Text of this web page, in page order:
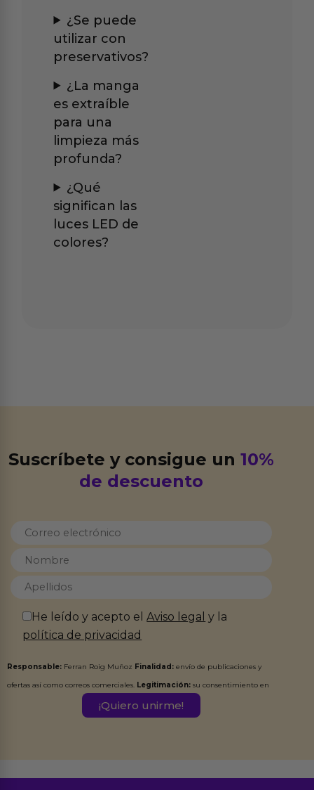
¿Se puede
utilizar con
preservativos?
¿La manga
es extraíble
para una
limpieza más
profunda?
¿Qué
significan las
luces LED de
colores?
Suscríbete y consigue un10%
de descuento
He leído y acepto elAviso legal y la
política de privacidad
Responsable: Ferran Roig Muñoz Finalidad: envío de publicaciones y
ofertas así como correos comerciales. Legitimación: su consentimiento en
Destinatarios:Ferran Roig Muñoz. Podrás ejercer tus